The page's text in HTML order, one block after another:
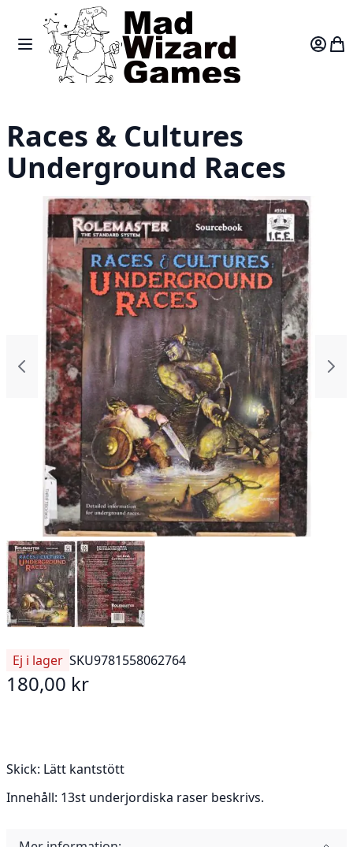
Skip to Content
Toggle Nav
Races & Cultures
Underground Races
Ej i lager SKU9781558062764
180,00 kr
Skick: Lätt kantstött
Innehåll: 13st underjordiska raser beskrivs.